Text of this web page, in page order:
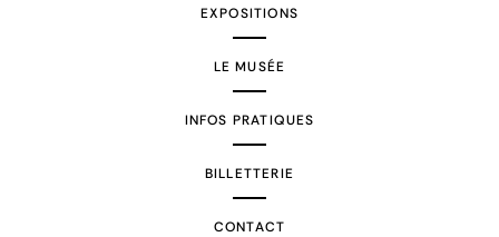
EXPOSITIONS
LE MUSÉE
INFOS PRATIQUES
BILLETTERIE
CONTACT